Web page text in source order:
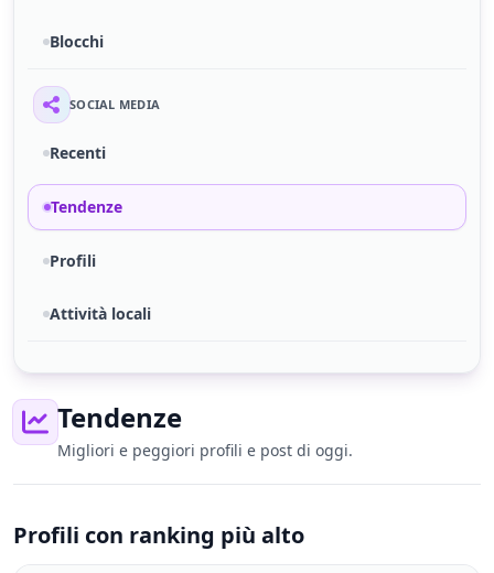
Blocchi
SOCIAL MEDIA
Recenti
Tendenze
Profili
Attività locali
Tendenze
Migliori e peggiori profili e post di oggi.
Profili con ranking più alto